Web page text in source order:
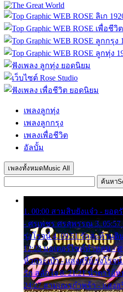
เพลงลูกทุ่ง
เพลงลูกกรุง
เพลงเพื่อชีวิต
อัลบั้ม
เพลงทั้งหมด Music All
ค้นหา
1. 00:00 สามสิบยังแจ๋ว - ยอด
- ศรเพชร ศรสุพรรณ 3.
รุ่งโรจน์ 4. 09:51 รักสะท้าน
12:23 มอเตอร์ไซค์ทำหล่น -
หิ้วกระเป๋า - แสงสุรีย์ รุ่งโรจน์
รัก สลักใจ 8. 21:21 น้ำตาไอ้
24:27 สามเณรกำพร้า - แสงสุ